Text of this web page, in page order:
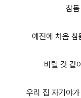
참
예전에 처음
비릴 것 같
우리 집 자기야